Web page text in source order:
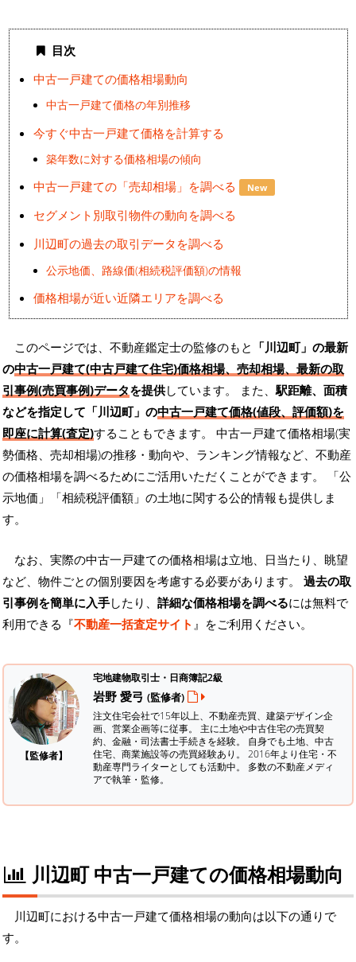
目次
中古一戸建ての価格相場動向
中古一戸建て価格の年別推移
今すぐ中古一戸建て価格を計算する
築年数に対する価格相場の傾向
中古一戸建ての「売却相場」を調べる New
セグメント別取引物件の動向を調べる
川辺町の過去の取引データを調べる
公示地価、路線価(相続税評価額)の情報
価格相場が近い近隣エリアを調べる
このページでは、不動産鑑定士の監修のもと 「川辺町」の最新
の中古一戸建て(中古戸建て住宅)価格相場、売却相場、最新の取
引事例(売買事例)データを提供しています。 また、駅距離、面積
などを指定して「川辺町」の中古一戸建て価格(値段、評価額)を
即座に計算(査定)することもできます。 中古一戸建て価格相場(実
勢価格、売却相場)の推移・動向や、ランキング情報など、不動産
の価格相場を調べるためにご活用いただくことができます。
「公
示地価」「相続税評価額」の土地に関する公的情報も提供しま
す。
なお、実際の中古一戸建ての価格相場は立地、日当たり、眺望
など、物件ごとの個別要因を考慮する必要があります。 過去の取
引事例を簡単に入手したり、 詳細な価格相場を調べるには無料で
利用できる『不動産一括査定サイト 』をご利用ください。
【監修者】
宅地建物取引士・日商簿記2級
岩野 愛弓 (監修者)
注文住宅会社で15年以上、不動産売買、建築デザイン企
画、営業企画等に従事。 主に土地や中古住宅の売買契
約、金融・司法書士手続きを経験。 自身でも土地、中古
住宅、商業施設等の売買経験あり。 2016年より住宅・不
動産専門ライターとしても活動中。 多数の不動産メディ
アで執筆・監修。
川辺町 中古一戸建ての価格相場動向
川辺町における中古一戸建て価格相場の動向は以下の通りで
す。